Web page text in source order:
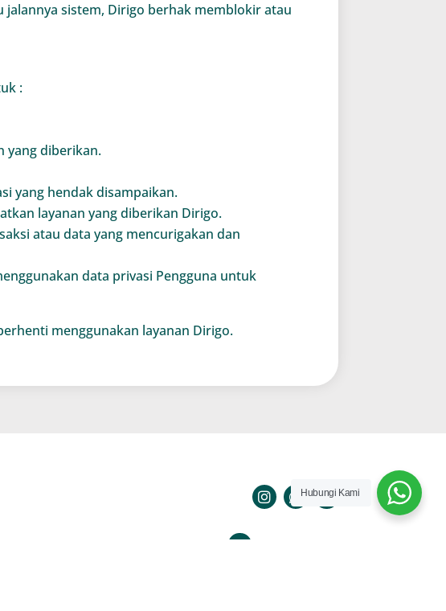
sistem, Dirigo berhak memblokir atau
:
yang diberikan.
yang hendak disampaikan.
layanan yang diberikan Dirigo.
atau data yang mencurigakan dan
data privasi Pengguna untuk
menggunakan layanan Dirigo.
Hubungi Kami